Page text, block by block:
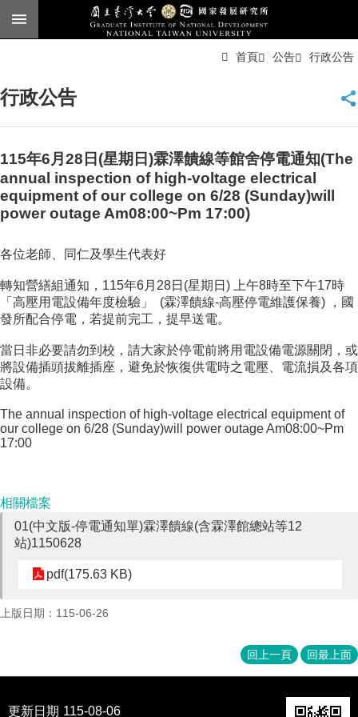
跳到主要內容區塊
臺
頁
English
公
本
簡
介
所
成
員
博
士
班
士
在
究
國
首頁 公告 行政公告
行政公告
115年6月28日(星期日)霖澤饋線等館舍停電通知(The
annual inspection of high-voltage electrical
equipment of our college on 6/28 (Sunday)will
power outage Am08:00~Pm 17:00)
各位老師、同仁及學生代表好
轉知營繕組通知，115年6月28日(星期日) 上午8時至下午17時
「高壓用電設備年度檢驗」 (霖澤饋線-高壓停電維護保養) ，國
發所配合停電，若提前完工，提早送電。
當日非必要請勿到校，請大家於停電前將用電設備電源關閉，或
將設備插頭拔離插座，避免於恢復供電時之電壓、電流損及各項
設備。
The annual inspection of high-voltage electrical equipment of
our college on 6/28 (Sunday)will power outage Am08:00~Pm
17:00
相關檔案
01(中文版-停電通知單)霖澤饋線(含霖澤館總站等12
站)1150628
pdf(175.63 KB)
上版日期：115-06-26
回上一頁 回最上面
更新日期 115-08-06